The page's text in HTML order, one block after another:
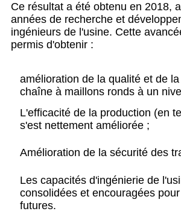
Ce résultat a été obtenu en 2018,
années de recherche et
ingénieurs de l'usine. Cette
permis d'obtenir :
amélioration de la qualité et de
chaîne à maillons ronds à un
L'efficacité de la production (en
s'est nettement améliorée ;
Amélioration de la sécurité des
Les capacités d'ingénierie de
consolidées et encouragées
futures.